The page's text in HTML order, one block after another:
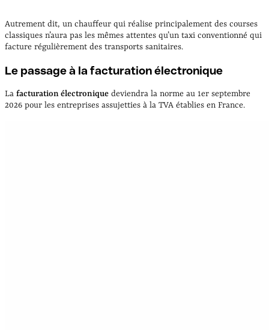
Autrement dit, un chauffeur qui réalise principalement des courses
classiques n’aura pas les mêmes attentes qu’un taxi conventionné qui
facture régulièrement des transports sanitaires.
Le passage à la facturation électronique
La facturation électronique deviendra la norme au 1er septembre
2026 pour les entreprises assujetties à la TVA établies en France.